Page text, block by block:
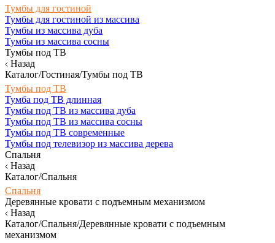
Тумбы для гостиной
Тумбы для гостиной из массива
Тумбы из массива дуба
Тумбы из массива сосны
Тумбы под ТВ
Назад
Каталог/Гостиная/Тумбы под ТВ
Тумбы под ТВ
Тумба под ТВ длинная
Тумбы под ТВ из массива дуба
Тумбы под ТВ из массива сосны
Тумбы под ТВ современные
Тумбы под телевизор из массива дерева
Спальня
Назад
Каталог/Спальня
Спальня
Деревянные кровати с подъемным механизмом
Назад
Каталог/Спальня/Деревянные кровати с подъемным
механизмом